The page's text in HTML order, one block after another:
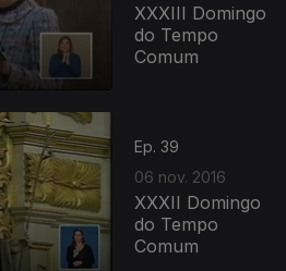
XXXIII Domingo
do Tempo
Comum
Ep. 39
06 nov. 2016
XXXII Domingo
do Tempo
Comum